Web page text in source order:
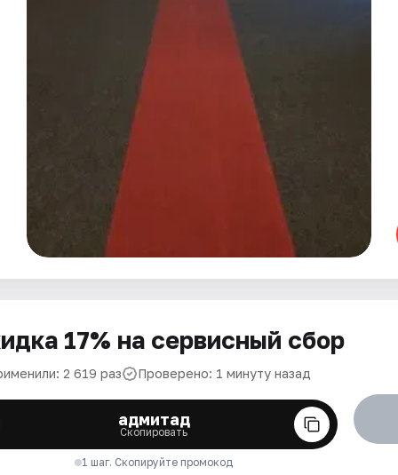
17% на сервисный сбор
2 619 раз Проверено: 1 минуту назад
адмитад
Скопировать
1 шаг. Скопируйте промокод